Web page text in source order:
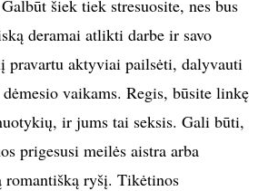
šiek tiek stresuosite, nes bus
deramai atlikti darbe ir savo
pravartu aktyviai pailsėti, dalyvauti
vaikams. Regis, būsite linkę
ir jums tai seksis. Gali būti,
prigesusi meilės aistra arba
romantišką ryšį. Tikėtinos